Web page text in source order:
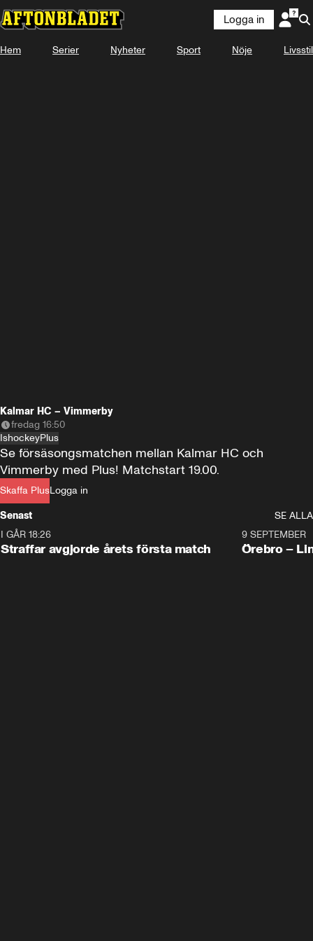
KOMMER
Se snart på Plus Video
Logga in
Hem Serier Nyheter Sport Nöje Livsstil
Kalmar HC – Vimmerby
fredag 16:50
IshockeyPlus
Skaffa PlusLogga in
Se försäsongsmatchen mellan Kalmar HC och
Vimmerby med Plus! Matchstart 19.00.
Senast
SE ALLA
I GÅR 18:26
Straffar avgjorde årets första match
Plus
9 SEPTEMBER
Örebro –